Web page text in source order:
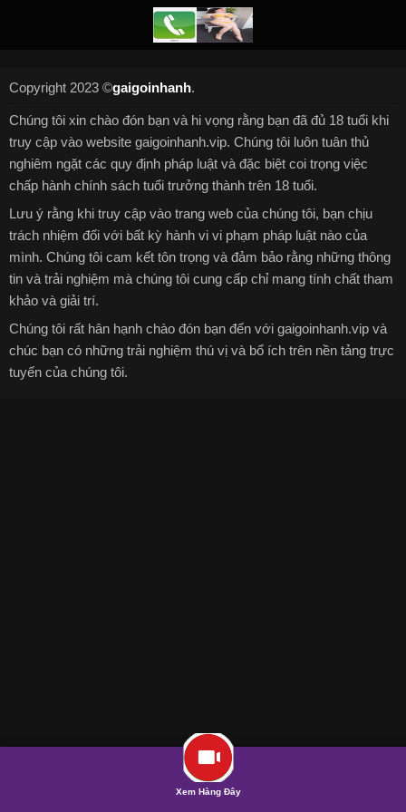
Copyright 2023 ©gaigoinhanh.
Chúng tôi xin chào đón bạn và hi vọng rằng bạn đã đủ 18 tuổi khi
truy cập vào website gaigoinhanh.vip. Chúng tôi luôn tuân thủ
nghiêm ngặt các quy định pháp luật và đặc biệt coi trọng việc
chấp hành chính sách tuổi trưởng thành trên 18 tuổi.
Lưu ý rằng khi truy cập vào trang web của chúng tôi, bạn chịu
trách nhiệm đối với bất kỳ hành vi vi phạm pháp luật nào của
mình. Chúng tôi cam kết tôn trọng và đảm bảo rằng những thông
tin và trải nghiệm mà chúng tôi cung cấp chỉ mang tính chất tham
khảo và giải trí.
Chúng tôi rất hân hạnh chào đón bạn đến với gaigoinhanh.vip và
chúc bạn có những trải nghiệm thú vị và bổ ích trên nền tảng trực
tuyến của chúng tôi.
Xem Hàng Đây